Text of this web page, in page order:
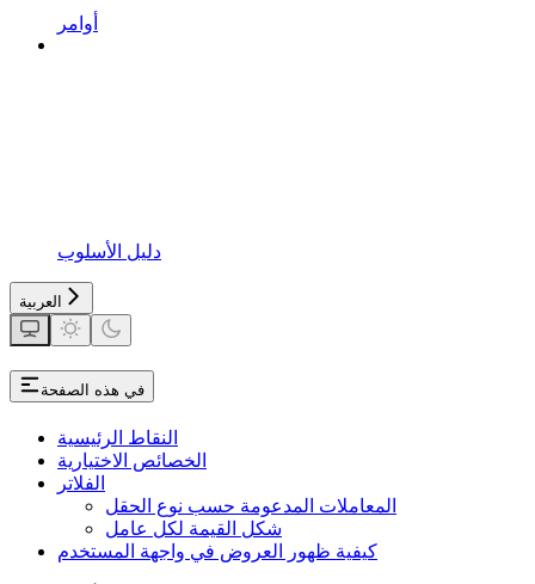
أوامر
دليل الأسلوب
العربية
في هذه الصفحة
النقاط الرئيسية
الخصائص الاختيارية
الفلاتر
المعاملات المدعومة حسب نوع الحقل
شكل القيمة لكل عامل
كيفية ظهور العروض في واجهة المستخدم